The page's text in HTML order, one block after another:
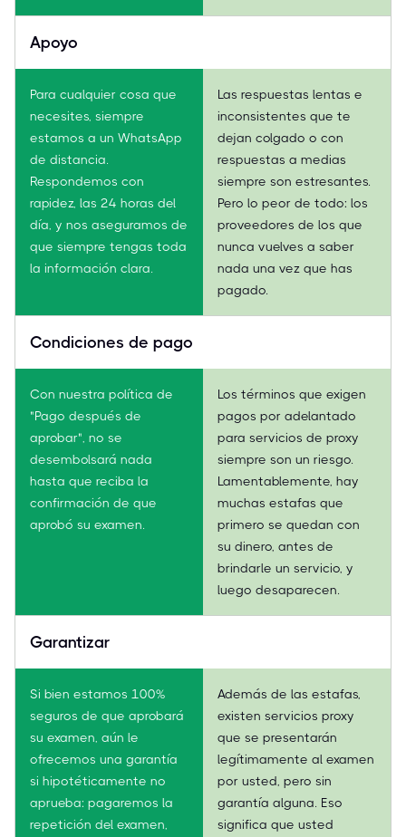
Apoyo
Para cualquier cosa que
necesites, siempre
estamos a un WhatsApp
de distancia.
Respondemos con
rapidez, las 24 horas del
día, y nos aseguramos de
que siempre tengas toda
la información clara.
Las respuestas lentas e
inconsistentes que te
dejan colgado o con
respuestas a medias
siempre son estresantes.
Pero lo peor de todo: los
proveedores de los que
nunca vuelves a saber
nada una vez que has
pagado.
Condiciones de pago
Con nuestra política de
"Pago después de
aprobar", no se
desembolsará nada
hasta que reciba la
confirmación de que
aprobó su examen.
Los términos que exigen
pagos por adelantado
para servicios de proxy
siempre son un riesgo.
Lamentablemente, hay
muchas estafas que
primero se quedan con
su dinero, antes de
brindarle un servicio, y
luego desaparecen.
Garantizar
Si bien estamos 100%
seguros de que aprobará
su examen, aún le
ofrecemos una garantía
si hipotéticamente no
aprueba: pagaremos la
repetición del examen,
Además de las estafas,
existen servicios proxy
que se presentarán
legítimamente al examen
por usted, pero sin
garantía alguna. Eso
significa que usted